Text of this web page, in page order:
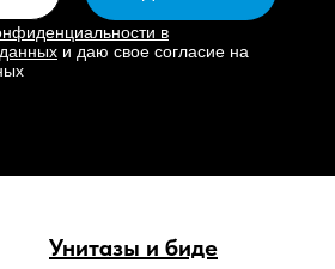
в
и даю свое согласие на
Унитазы и биде